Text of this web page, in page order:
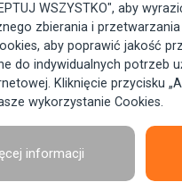
WSZYSTKO", aby
zbierania i
aby poprawić jakość
do indywidualnych potrzeb
Kliknięcie przycisku
wykorzystanie Cookies.
informacji
Regulamin
Bezpieczeństwo
Kontakt